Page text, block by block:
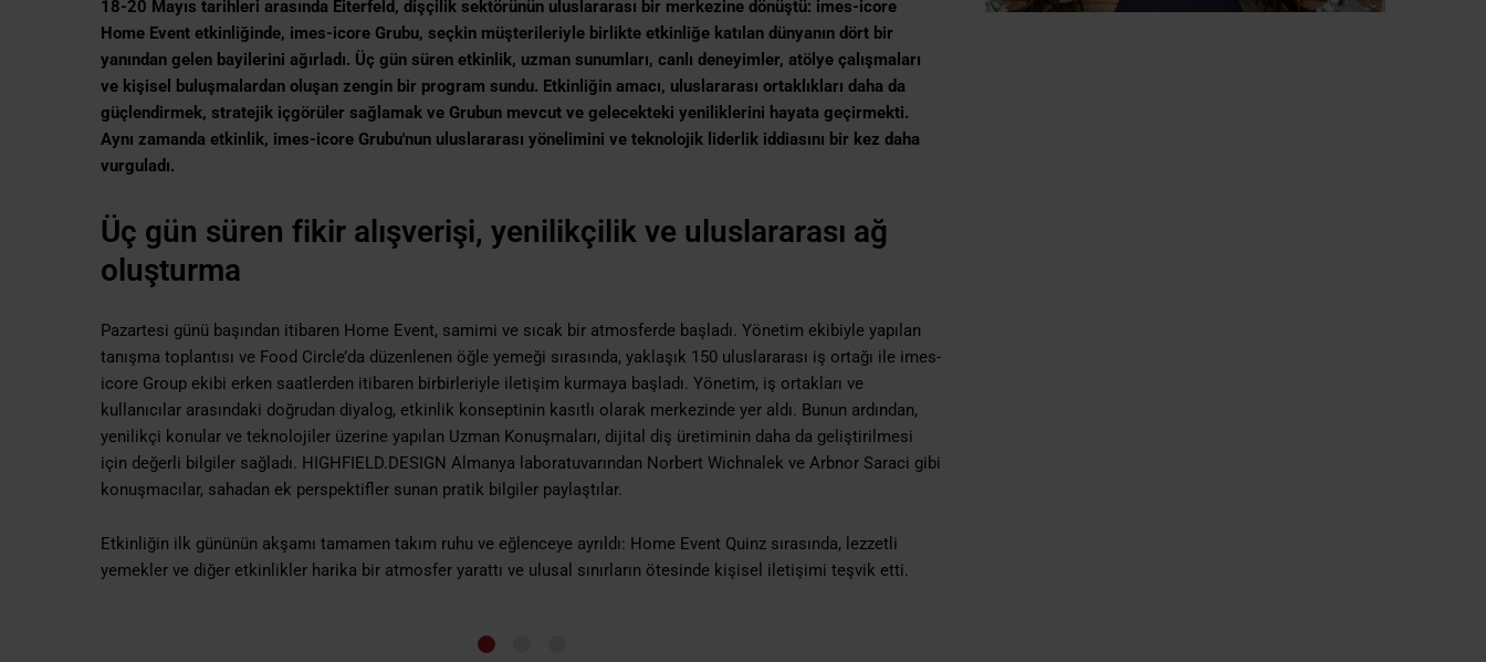
18-20 Mayıs tarihleri arasında Eiterfeld, dişçilik sektörünün uluslararası bir merkezine dönüştü: imes-icore
Home Event etkinliğinde, imes-icore Grubu, seçkin müşterileriyle birlikte etkinliğe katılan dünyanın dört bir
yanından gelen bayilerini ağırladı. Üç gün süren etkinlik, uzman sunumları, canlı deneyimler, atölye çalışmaları
ve kişisel buluşmalardan oluşan zengin bir program sundu. Etkinliğin amacı, uluslararası ortaklıkları daha da
güçlendirmek, stratejik içgörüler sağlamak ve Grubun mevcut ve gelecekteki yeniliklerini hayata geçirmekti.
Aynı zamanda etkinlik, imes-icore Grubu'nun uluslararası yönelimini ve teknolojik liderlik iddiasını bir kez daha
vurguladı.
Üç gün süren fikir alışverişi, yenilikçilik ve uluslararası ağ
oluşturma
Pazartesi günü başından itibaren Home Event, samimi ve sıcak bir atmosferde başladı. Yönetim ekibiyle yapılan
tanışma toplantısı ve Food Circle’da düzenlenen öğle yemeği sırasında, yaklaşık 150 uluslararası iş ortağı ile imes-
icore Group ekibi erken saatlerden itibaren birbirleriyle iletişim kurmaya başladı. Yönetim, iş ortakları ve
kullanıcılar arasındaki doğrudan diyalog, etkinlik konseptinin kasıtlı olarak merkezinde yer aldı. Bunun ardından,
yenilikçi konular ve teknolojiler üzerine yapılan Uzman Konuşmaları, dijital diş üretiminin daha da geliştirilmesi
için değerli bilgiler sağladı. HIGHFIELD.DESIGN Almanya laboratuvarından Norbert Wichnalek ve Arbnor Saraci gibi
konuşmacılar, sahadan ek perspektifler sunan pratik bilgiler paylaştılar.
Etkinliğin ilk gününün akşamı tamamen takım ruhu ve eğlenceye ayrıldı: Home Event Quinz sırasında, lezzetli
yemekler ve diğer etkinlikler harika bir atmosfer yarattı ve ulusal sınırların ötesinde kişisel iletişimi teşvik etti.